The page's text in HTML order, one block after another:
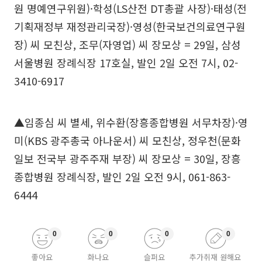
원 명예연구위원)·학성(LS산전 DT총괄 사장)·태성(전
기획재정부 재정관리국장)·영성(한국보건의료연구원
장) 씨 모친상, 조무(자영업) 씨 장모상 = 29일, 삼성
서울병원 장례식장 17호실, 발인 2일 오전 7시, 02-
3410-6917
▲임종심 씨 별세, 위수환(장흥종합병원 서무차장)·영
미(KBS 광주총국 아나운서) 씨 모친상, 정우천(문화
일보 전국부 광주주재 부장) 씨 장모상 = 30일, 장흥
종합병원 장례식장, 발인 2일 오전 9시, 061-863-
6444
좋아요
0
화나요
0
슬퍼요
0
추가취재 원해요
0